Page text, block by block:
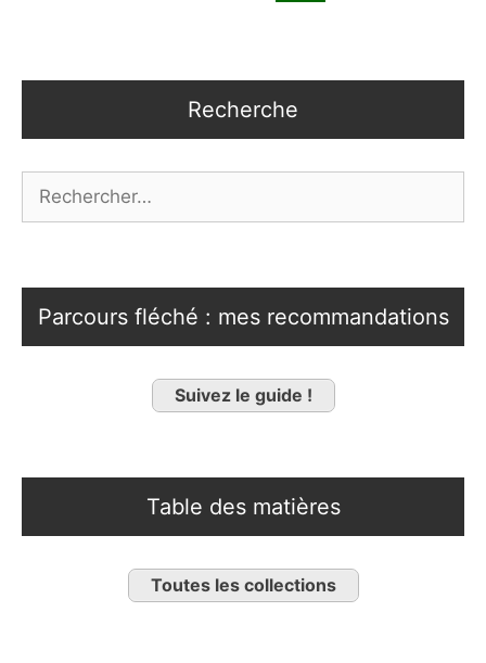
Recherche
Parcours fléché : mes recommandations
Suivez le guide !
Table des matières
Toutes les collections